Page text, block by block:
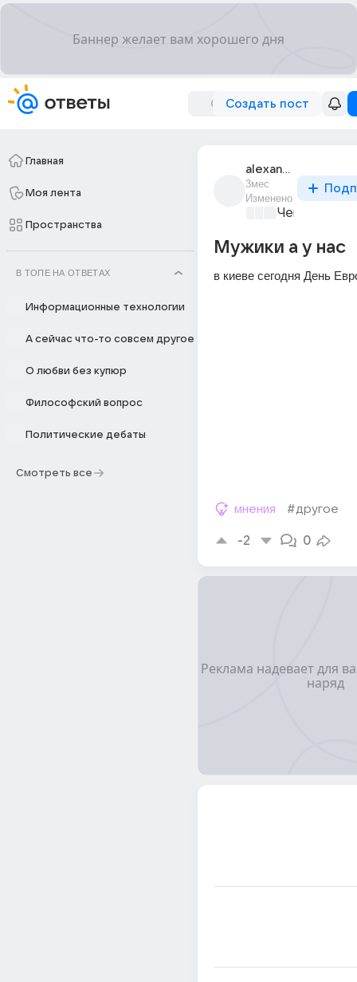
Создать пост
Главная
Моя лента
Пространства
В ТОПЕ НА ОТВЕТАХ
Информационные технологии
А сейчас что-то совсем другое
О любви без купюр
Философский вопрос
Политические дебаты
Смотреть все
alexander_levkin88
3мес
Изменено
Чем
Мужики а у нас
в киеве сегодня День
мнения #другое
-2 0